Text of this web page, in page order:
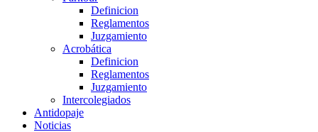
Definicion
Reglamentos
Juzgamiento
Acrobática
Definicion
Reglamentos
Juzgamiento
Intercolegiados
Antidopaje
Noticias